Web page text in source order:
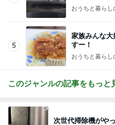
おうちと暮ら
5
家族みんな
すー！
おうちと暮ら
このジャンルの記事をもっと
次世代掃除機がや